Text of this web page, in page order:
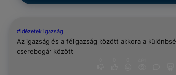
#idézetek igazság
Az igazság és a féligazság között akkora a
cserebogár között